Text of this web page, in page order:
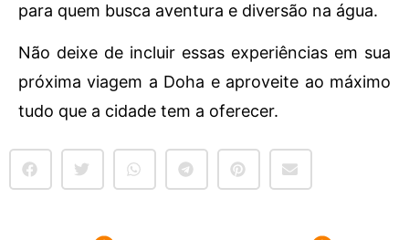
para quem busca aventura e diversão na água.
Não deixe de incluir essas experiências em sua
próxima viagem a Doha e aproveite ao máximo
tudo que a cidade tem a oferecer.